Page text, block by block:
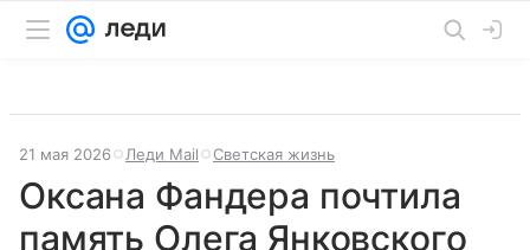
21 мая 2026 Леди Mail Светская жизнь
Оксана Фандера почтила
память Олега Янковского